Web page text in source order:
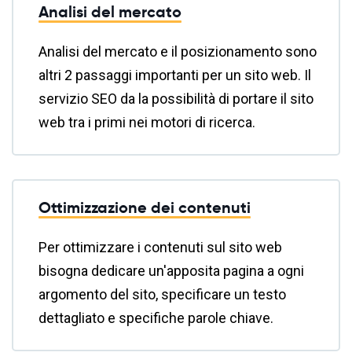
Analisi del mercato
Analisi del mercato e il posizionamento sono
altri 2 passaggi importanti per un sito web. Il
servizio SEO da la possibilità di portare il sito
web tra i primi nei motori di ricerca.
Ottimizzazione dei contenuti
Per ottimizzare i contenuti sul sito web
bisogna dedicare un'apposita pagina a ogni
argomento del sito, specificare un testo
dettagliato e specifiche parole chiave.